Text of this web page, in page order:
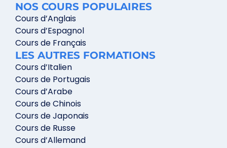
NOS COURS POPULAIRES
Cours d’Anglais
Cours d’Espagnol
Cours de Français
LES AUTRES FORMATIONS
Cours d’Italien
Cours de Portugais
Cours d’Arabe
Cours de Chinois
Cours de Japonais
Cours de Russe
Cours d’Allemand